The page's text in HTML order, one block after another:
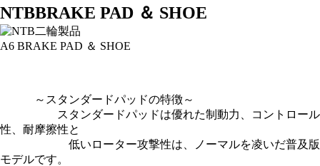
NTBBRAKE PAD ＆ SHOE
A6 BRAKE PAD ＆ SHOE
～スタンダードパッドの特徴～
スタンダードパッドは優れた制動力、コントロール
性、耐摩擦性と
低いローター攻撃性は、ノーマルを凌いだ普及版
モデルです。